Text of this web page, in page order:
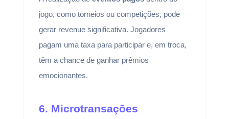
jogo, como torneios ou competições, pode
gerar revenue significativa. Jogadores
pagam uma taxa para participar e, em troca,
têm a chance de ganhar prêmios
emocionantes.
6. Microtransações